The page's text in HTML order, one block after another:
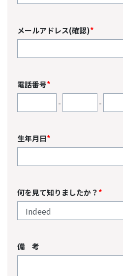
メールアドレス(確認)*
電話番号*
-
-
生年月日*
何を見て知りましたか？*
備 考